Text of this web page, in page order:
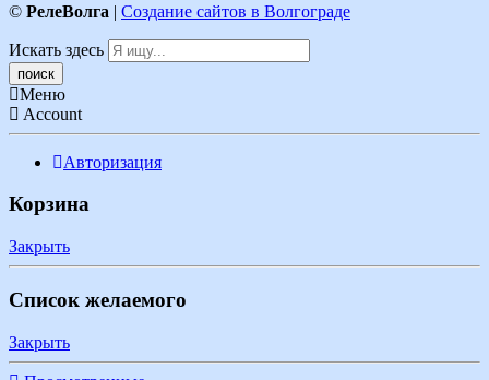
© РелеВолга | Создание сайтов в Волгограде
Искать здесь
Меню
Account
Авторизация
Корзина
Закрыть
Список желаемого
Закрыть